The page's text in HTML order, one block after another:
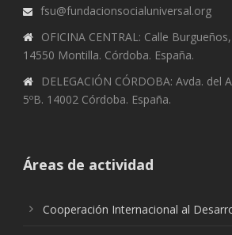
fsu@fundacionsocialuniversal.org
OFICINA CENTRAL: Calle
14550 Montilla. Córdoba. España.
DELEGACIÓN CÓRDOBA: Avda. del
5ºB. 14002 Córdoba. España.
Áreas de actividad
Cooperación Internacional al